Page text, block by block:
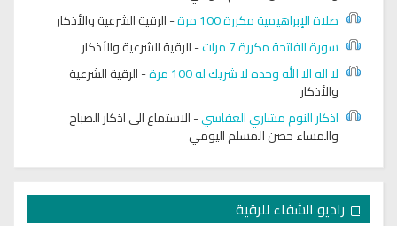
صلاة الإبراهيمية مكررة 100 مرة
-الرقية الشرعية والأذكار
سورة الفاتحة مكررة 7 مرات
-الرقية الشرعية والأذكار
لا اله الا الله وحده لا شريك له 100 مرة
-الرقية الشرعية
والأذكار
اذكار النوم مشاري العفاسي-الاستماع الى اذكار الصباح
والمساء حصن المسلم اليومي
راديو الشفاء للرقية